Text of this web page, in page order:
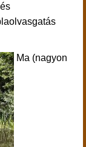
Ma (nagyon